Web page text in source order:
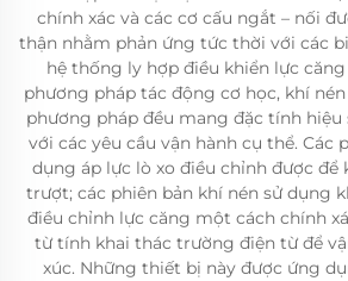
chính xác và các cơ cấu ngắt – nối
thận nhằm phản ứng tức thời với các
hệ thống ly hợp điều khiển lực
phương pháp tác động cơ học, khí
phương pháp đều mang đặc tính hiệu
với các yêu cầu vận hành cụ thể. Các
dụng áp lực lò xo điều chỉnh được để
trượt; các phiên bản khí nén sử dụng
điều chỉnh lực căng một cách chính
từ tính khai thác trường điện từ để
xúc. Những thiết bị này được ứng